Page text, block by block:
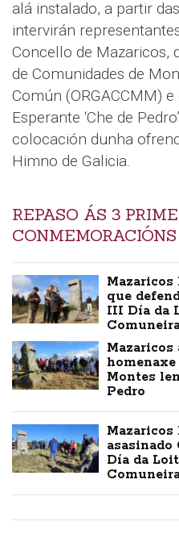
alá instalado, a partir
intervirán
Concello de Mazaricos,
de Comunidades de
Común (ORGACCMM)
Esperante ‘Che de
colocación dunha
Himno de Galicia.
REPASO ÁS 3
CONMEMORACIÓNS
Mazaricos
que
III Día da
Mazaricos
Montes
Pedro
asasinado
Día da